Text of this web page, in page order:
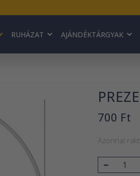
RUHÁZAT AJÁNDÉKTÁRGYAK
700 Ft
Azonnal